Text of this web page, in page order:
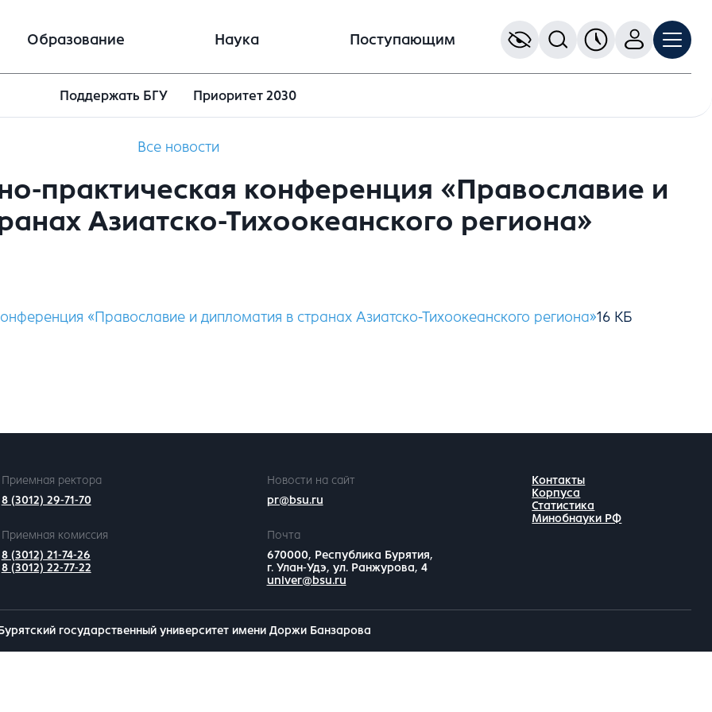
Образование Наука Поступающим
Поддержать БГУ Приоритет 2030
Все новости
практическая конференция «Православие и
Азиатско-Тихоокеанского региона»
«Православие и дипломатия в странах Азиатско-Тихоокеанского региона»
Приемная ректора
8 (3012) 29-71-70
Новости на сайт
pr@bsu.ru
Приемная комиссия
8 (3012) 21-74-26
8 (3012) 22-77-22
Почта
670000, Республика Бурятия,
г. Улан-Удэ, ул. Ранжурова, 4
univer@bsu.ru
Контакты
Корпуса
Статистика
Минобнауки РФ
государственный университет имени Доржи Банзарова